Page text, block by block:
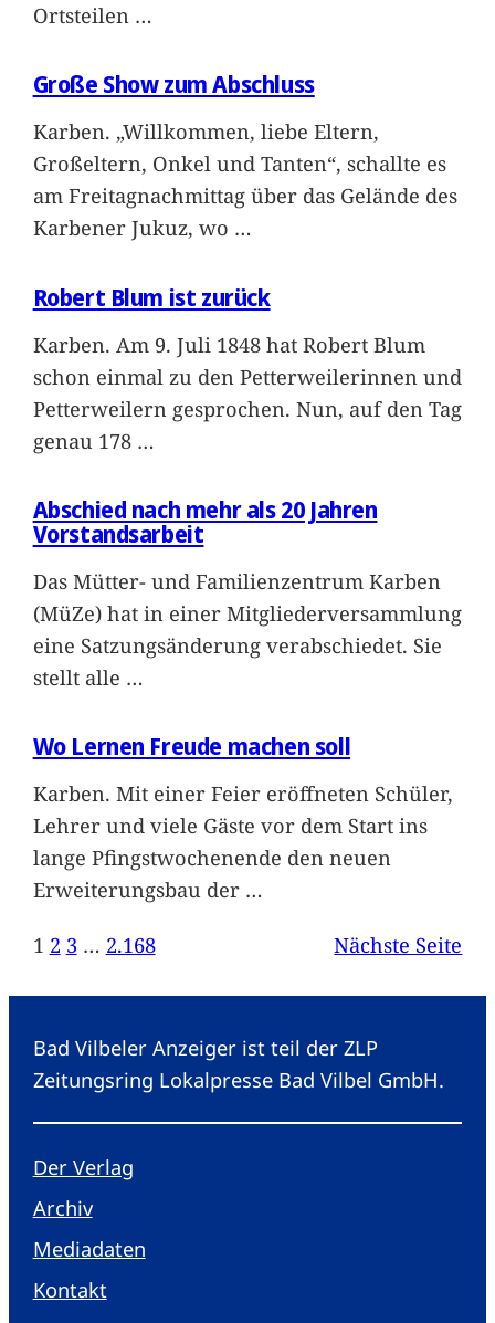
Ortsteilen …
Große Show zum Abschluss
Karben. „Willkommen, liebe Eltern,
Großeltern, Onkel und Tanten“, schallte es
am Freitagnachmittag über das Gelände des
Karbener Jukuz, wo …
Robert Blum ist zurück
Karben. Am 9. Juli 1848 hat Robert Blum
schon einmal zu den Petterweilerinnen und
Petterweilern gesprochen. Nun, auf den Tag
genau 178 …
Abschied nach mehr als 20 Jahren
Vorstandsarbeit
Das Mütter- und Familienzentrum Karben
(MüZe) hat in einer Mitgliederversammlung
eine Satzungsänderung verabschiedet. Sie
stellt alle …
Wo Lernen Freude machen soll
Karben. Mit einer Feier eröffneten Schüler,
Lehrer und viele Gäste vor dem Start ins
lange Pfingstwochenende den neuen
Erweiterungsbau der …
1 2 3 … 2.168 Nächste Seite
Bad Vilbeler Anzeiger ist teil der ZLP
Zeitungsring Lokalpresse Bad Vilbel GmbH.
Der Verlag
Archiv
Mediadaten
Kontakt